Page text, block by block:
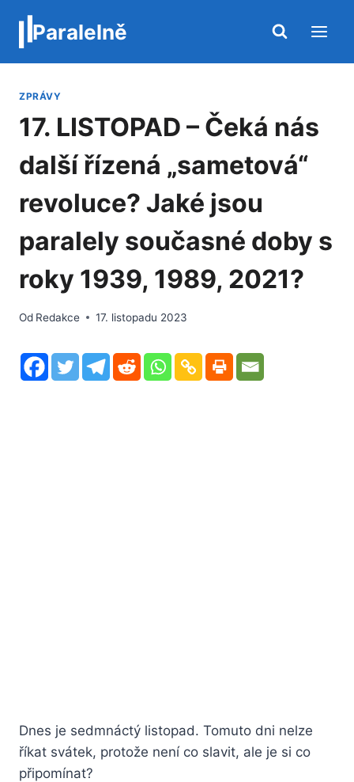
obsah
Paralelně
ZPRÁVY
17. LISTOPAD – Čeká nás
další řízená „sametová“
revoluce? Jaké jsou
paralely současné doby s
roky 1939, 1989, 2021?
Od Redakce 17. listopadu 2023
Dnes je sedmnáctý listopad. Tomuto dni nelze
říkat svátek, protože není co slavit, ale je si co
připomínat?